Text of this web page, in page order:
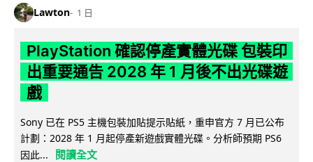
Lawton 1 日
PlayStation 確認停產實體光碟 包裝印
出重要通告 2028 年 1 月後不出光碟遊
戲
Sony 已在 PS5 主機包裝加貼提示貼紙，重申官方 7 月已公布
計劃：2028 年 1 月起停產新遊戲實體光碟。分析師預期 PS6
因此...
閱讀全文